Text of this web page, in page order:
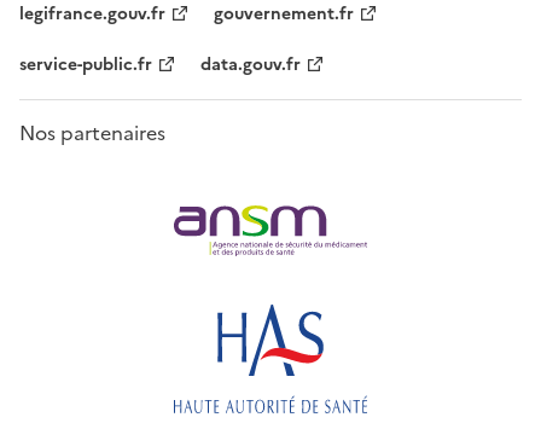
legifrance.gouv.fr
gouvernement.fr
service-public.fr
data.gouv.fr
Nos partenaires